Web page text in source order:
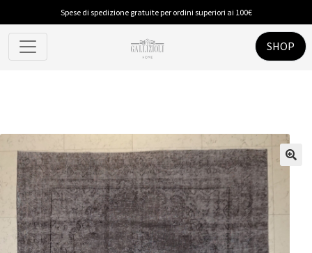
Spese di spedizione gratuite per ordini superiori ai 100€
SHOP